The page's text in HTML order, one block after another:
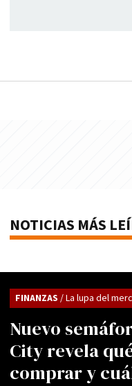
NOTICIAS MÁS
Nuevo
City revela
comprar y
FINANZAS / La lupa del